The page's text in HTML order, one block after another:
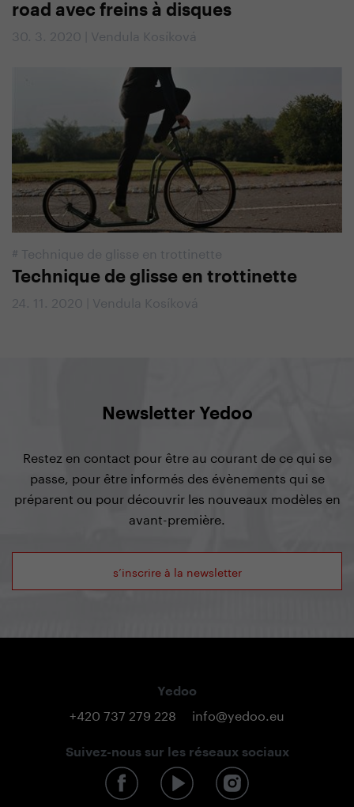
road avec freins à disques
30. 3. 2020 | Vendula Kosíková
# Technique de glisse en trottinette
Technique de glisse en trottinette
24. 11. 2020 | Vendula Kosíková
Newsletter Yedoo
Restez en contact pour être au courant de ce qui se
passe, pour être informés des évènements qui se
préparent ou pour découvrir les nouveaux modèles en
avant-première.
s’inscrire à la newsletter
Yedoo
+420 737 279 228 info@yedoo.eu
Suivez-nous sur les réseaux sociaux